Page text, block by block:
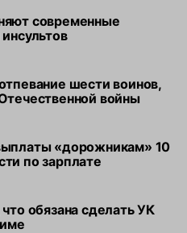
современные
шести воинов,
войны
«дорожникам» 10
по зарплате
обязана сделать УК